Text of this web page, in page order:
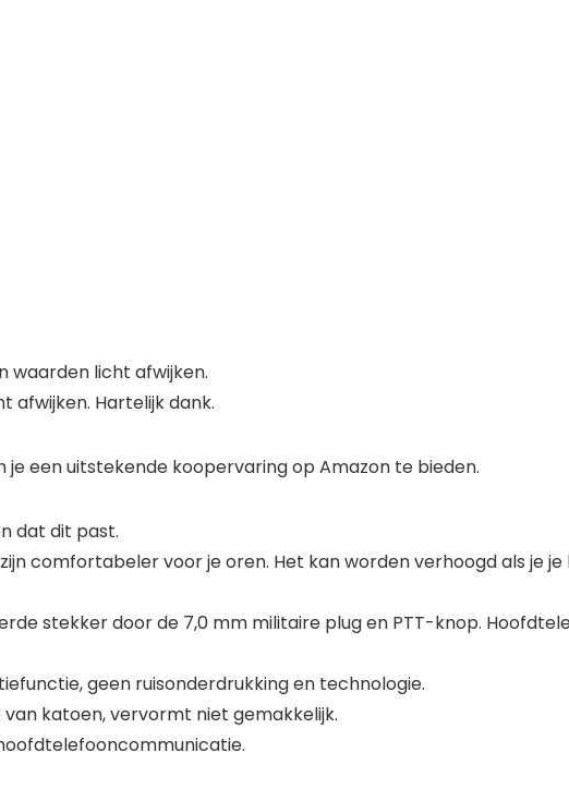
waarden licht afwijken.
afwijken. Hartelijk dank.
je een uitstekende koopervaring op Amazon te bieden.
dat dit past.
comfortabeler voor je oren. Het kan worden verhoogd als je
stekker door de 7,0 mm militaire plug en PTT-knop.
geen ruisonderdrukking en technologie.
katoen, vervormt niet gemakkelijk.